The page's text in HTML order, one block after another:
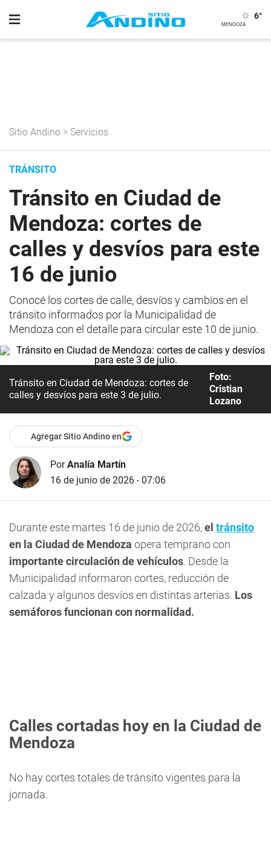
6°
Sitio Andino > Servicios
TRÁNSITO
Tránsito en Ciudad de
Mendoza: cortes de
calles y desvíos para este
16 de junio
Conocé los cortes de calle, desvíos y cambios en el
tránsito informados por la Municipalidad de
Mendoza con el detalle para circular este 10 de junio.
Tránsito en Ciudad de Mendoza: cortes de
calles y desvíos para este 3 de julio.
Foto:
Cristian
Lozano
Agregar Sitio Andino en
PorAnalía Martín
16 de junio de 2026 - 07:06
Durante este martes 16 de junio de 2026,el tránsito
en la Ciudad de Mendoza opera temprano con
importante circulación de vehículos. Desde la
Municipalidad informaron cortes, reducción de
calzada y algunos desvíos en distintas arterias. Los
semáforos funcionan con normalidad.
Calles cortadas hoy en la Ciudad de
Mendoza
No hay cortes totales de tránsito vigentes para la
jornada.